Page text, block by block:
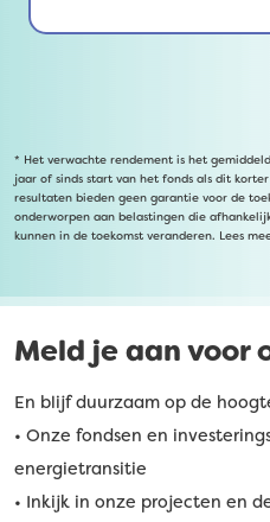
* Het verwachte rendement is het
jaar of sinds start van het fonds als dit
resultaten bieden geen garantie voor de
onderworpen aan belastingen die
kunnen in de toekomst veranderen. Lees
Meld je aan voor
En blijf duurzaam op de
• Onze fondsen en
energietransitie
• Inkijk in onze projecten en